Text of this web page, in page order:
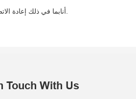
أنا
Touch With Us